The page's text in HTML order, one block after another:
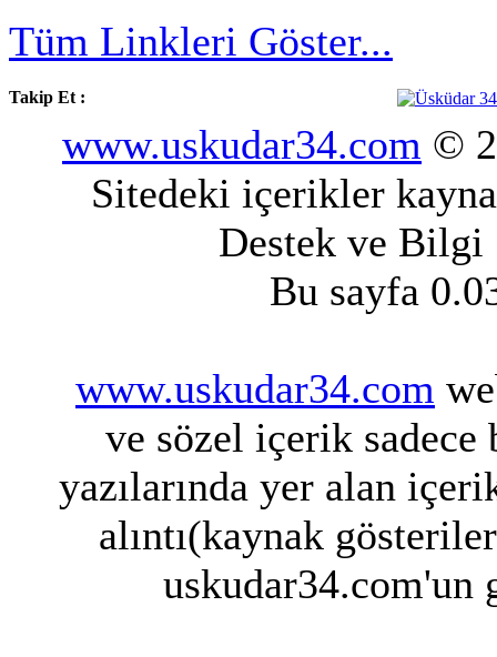
Tüm Linkleri Göster...
Takip Et :
www.uskudar34.com ©
Sitedeki içerikler
Destek ve
Bu sayfa
www.uskudar34.com
ve sözel içerik sadece
yazılarında yer alan
alıntı(kaynak
uskudar34.com'un